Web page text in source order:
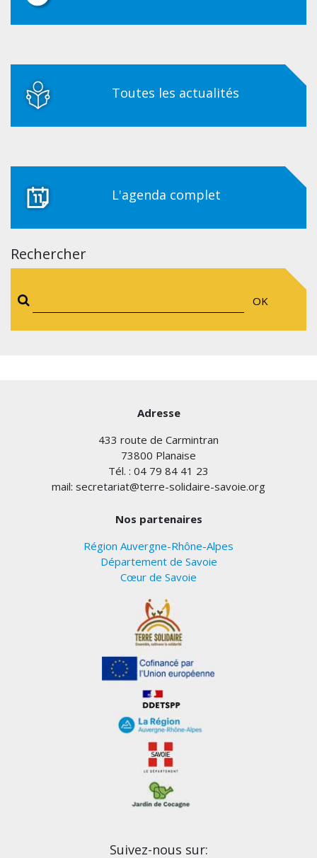
Toutes les actualités
L'agenda complet
Rechercher
OK
Adresse
433 route de Carmintran
73800 Planaise
Tél. : 04 79 84 41 23
mail: secretariat@terre-solidaire-savoie.org
Nos partenaires
Région Auvergne-Rhône-Alpes
Département de Savoie
Cœur de Savoie
Suivez-nous sur: